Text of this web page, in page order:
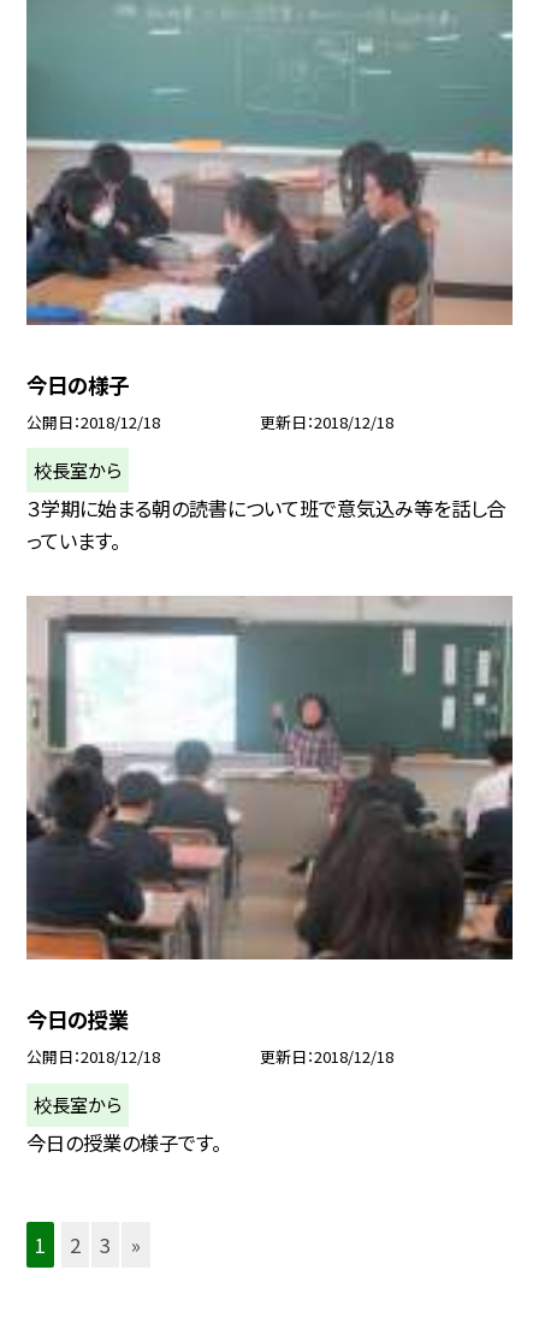
今日の様子
公開日 2018/12/18 更新日 2018/12/18
校長室から
３学期に始まる朝の読書について班で意気込み等を話し合
っています。
今日の授業
公開日 2018/12/18 更新日 2018/12/18
校長室から
今日の授業の様子です。
1 2 3 »